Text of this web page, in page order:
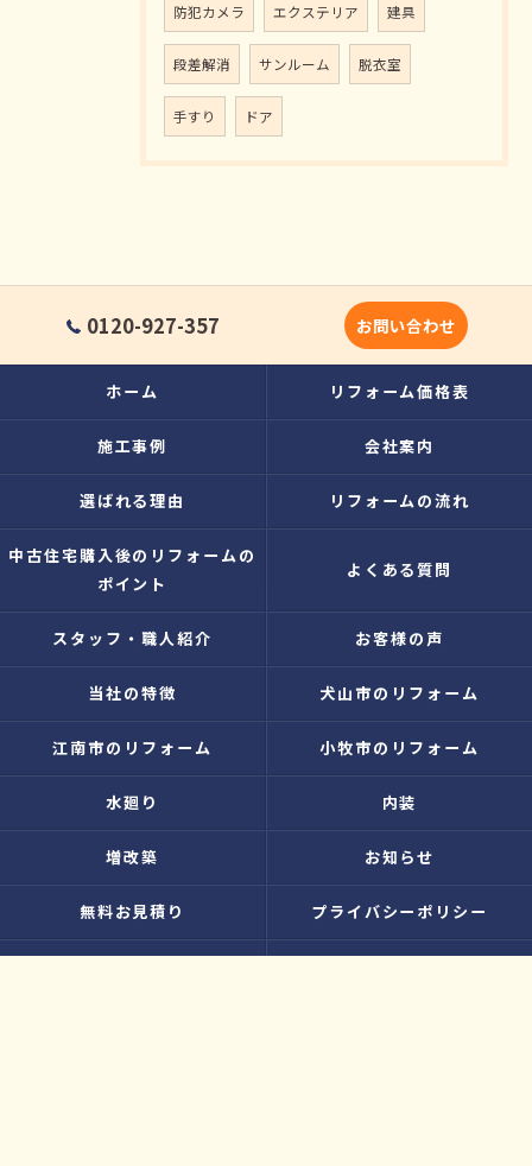
防犯カメラ エクステリア 建具
段差解消 サンルーム 脱衣室
手すり ドア
0120-927-357 お問い合わせ
ホーム リフォーム価格表
施工事例 会社案内
選ばれる理由 リフォームの流れ
中古住宅購入後のリフォームの
ポイント
よくある質問
スタッフ・職人紹介 お客様の声
当社の特徴 犬山市のリフォーム
江南市のリフォーム 小牧市のリフォーム
水廻り 内装
増改築 お知らせ
無料お見積り プライバシーポリシー